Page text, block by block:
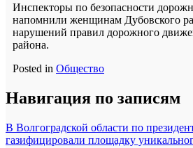
Инспекторы по безопасности
напомнили женщинам Дубовского
нарушений правил дорожного
района.
Posted in Общество
Навигация по записям
В Волгоградской области по
газифицировали площадку